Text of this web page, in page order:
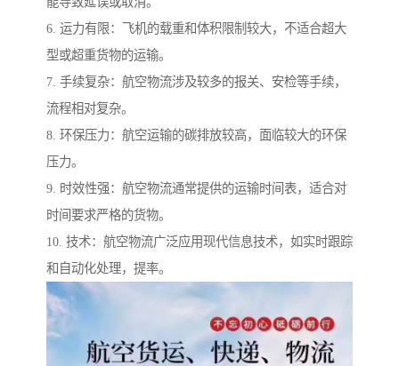
6. 运力有限：飞机的载重和体积限制较大，不适合超大
型或超重货物的运输。
7. 手续复杂：航空物流涉及较多的报关、安检等手续，
流程相对复杂。
8. 环保压力：航空运输的碳排放较高，面临较大的环保
压力。
9. 时效性强：航空物流通常提供的运输时间表，适合对
时间要求严格的货物。
10. 技术：航空物流广泛应用现代信息技术，如实时跟踪
和自动化处理，提率。